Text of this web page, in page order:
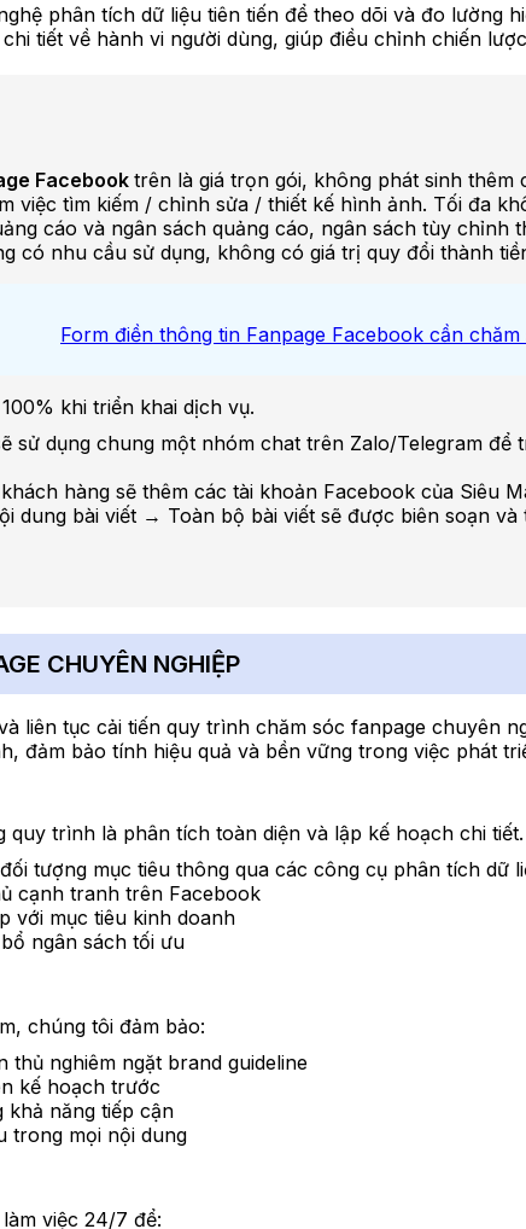
phân tích dữ liệu tiên tiến để theo dõi và đo lường
tiết về hành vi người dùng, giúp điều chỉnh chiến
Facebook trên là giá trọn gói, không phát sinh thêm
việc tìm kiếm / chỉnh sửa / thiết kế hình ảnh. Tối đa
cáo và ngân sách quảng cáo, ngân sách tùy chỉnh
có nhu cầu sử dụng, không có giá trị quy đổi thành
Form điền thông tin Fanpage Facebook cần
khi triển khai dịch vụ.
sử dụng chung một nhóm chat trên Zalo/Telegram
hàng sẽ thêm các tài khoản Facebook của Siêu
dung bài viết → Toàn bộ bài viết sẽ được biên soạn
CHUYÊN NGHIỆP
liên tục cải tiến quy trình chăm sóc fanpage chuyên
đảm bảo tính hiệu quả và bền vững trong việc phát
trình là phân tích toàn diện và lập kế hoạch chi
tượng mục tiêu thông qua các công cụ phân tích dữ
cạnh tranh trên Facebook
với mục tiêu kinh doanh
ngân sách tối ưu
chúng tôi đảm bảo:
nghiêm ngặt brand guideline
kế hoạch trước
khả năng tiếp cận
trong mọi nội dung
việc 24/7 để: